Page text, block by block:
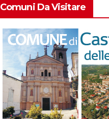
Comuni Da Visitare